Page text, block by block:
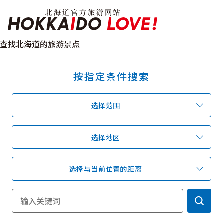
温泉
区域指南
预约
北海道简介
按旅游主题搜索
七个国立公园
邂逅美景
基础知识
查找北海道的旅游景点
按指定条件搜索
选择范围
选择地区
选择与当前位置的距离